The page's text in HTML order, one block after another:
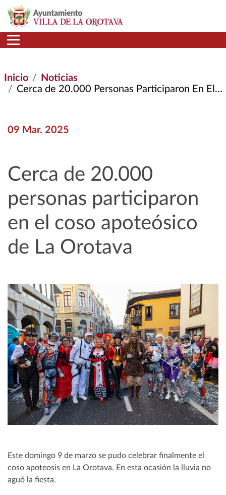
Pasar al contenido principal
Inicio
Noticias
Cerca de 20.000 Personas Participaron En El Coso Apoteósico de La Orotava
09 Mar. 2025
Cerca de 20.000
personas participaron
en el coso apoteósico
de La Orotava
Este domingo 9 de marzo se pudo celebrar finalmente el
coso apoteosis en La Orotava. En esta ocasión la lluvia no
aguó la fiesta.